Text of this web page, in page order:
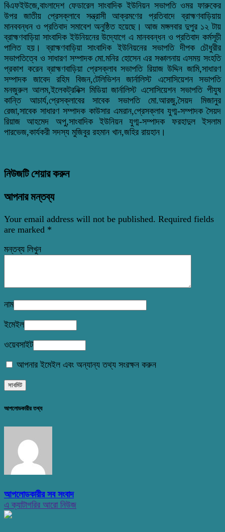
বিএফইউজে,বাংলাদেশ ফেডারেল সাংবাদিক ইউনিয়ন সভাপতি ওমর ফারুকের
উপর জাতীয় প্রেসক্লাবে সন্ত্রাসী আক্রমণের প্রতিবাদে ব্রাহ্মণবাড়িয়ায়
মানববন্ধন ও প্রতিবাদ সমাবেশ অনুষ্ঠিত হয়েছে। আজ মঙ্গলবার দুপুর ১২ টায়
ব্রাহ্মণবাড়িয়া সাংবাদিক ইউনিয়নের উদ্যোগে এ মানববন্ধন ও প্রতিবাদ কর্মসূচী
পালিত হয়। ব্রাহ্মণবাড়িয়া সাংবাদিক ইউনিয়নের সভাপতি দীপক চৌধুরীর
সভাপতিত্বে ও সাধারণ সম্পাদক মো.মনির হোসেন এর সঞ্চালনায় এসময় সংহতি
প্রকাশ করেন ব্রাহ্মণবাড়িয়া প্রেসক্লাব সভাপতি রিয়াজ উদ্দিন জামি,সাধারণ
সম্পাদক জাবেদ রহিম বিজন,টেলিভিশন জার্নালিস্ট এসোসিয়েশন সভাপতি
মনজুরুল আলম,ইলেকট্রনিক্স মিডিয়া জার্নালিস্ট এসোসিয়েশন সভাপতি পীযুষ
কান্তি আচার্য,প্রেসক্লাবের সাবেক সভাপতি মো.আরজু,সৈয়দ মিজানুর
রেজা,সাবেক সাধারণ সম্পাদক কাউসার এমরান,প্রেসক্লাব যুগ্ম-সম্পাদক সৈয়দ
রিয়াজ আহমেদ অপু,সাংবাদিক ইউনিয়ন যুগ্ম-সম্পাদক ফরহাদুল ইসলাম
পারভেজ,কার্যকরী সদস্য মুজিবুর রহমান খান,জহির রায়হান।
নিউজটি শেয়ার করুন
আপনার মন্তব্য
Your email address will not be published. Required fields
are marked *
মন্তব্য লিখুন
নাম
ইমেইল
ওয়েবসাইট
আপনার ইমেইল এবং অন্যান্য তথ্য সংরক্ষন করুন
আপলোডকারীর তথ্য
আপলোডকারীর সব সংবাদ
এ ক্যাটাগরির আরো নিউজ